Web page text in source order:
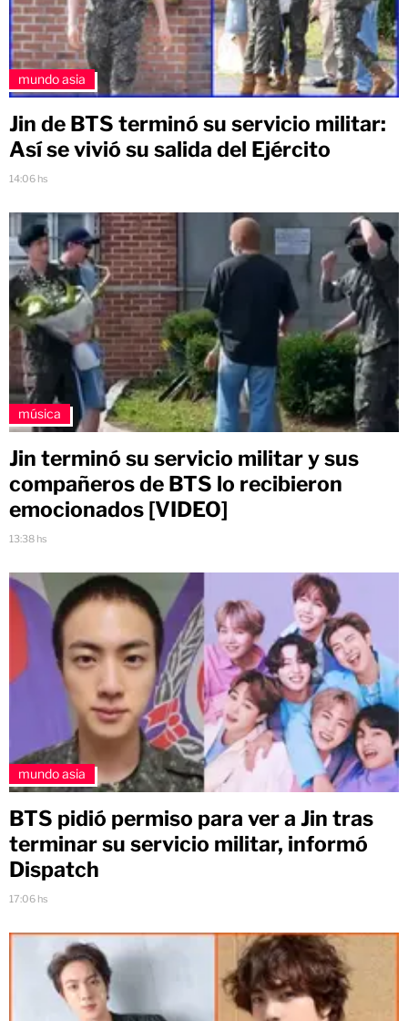
mundo asia
Jin de BTS terminó su servicio militar:
Así se vivió su salida del Ejército
14:06 hs
música
Jin terminó su servicio militar y sus
compañeros de BTS lo recibieron
emocionados [VIDEO]
13:38 hs
mundo asia
BTS pidió permiso para ver a Jin tras
terminar su servicio militar, informó
Dispatch
17:06 hs